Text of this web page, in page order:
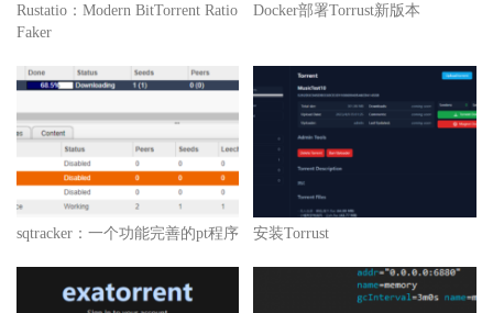
Rustatio：Modern BitTorrent Ratio
Faker
Docker部署Torrust新版本
sqtracker：一个功能完善的pt程序 安装Torrust